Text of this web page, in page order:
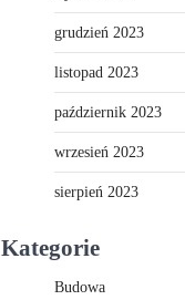
grudzień 2023
listopad 2023
październik 2023
wrzesień 2023
sierpień 2023
Kategorie
Budowa